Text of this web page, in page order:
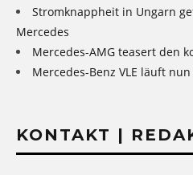
Stromknappheit in Ungarn
Mercedes
Mercedes-AMG teasert den
Mercedes-Benz VLE läuft
KONTAKT |